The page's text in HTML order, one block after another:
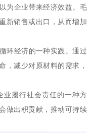
为企业带来经济效益。毛
新销售或出口，从而增加
环经济的一种实践。通过
，减少对原材料的需求，
业履行社会责任的一种方
做出积贡献，推动可持续